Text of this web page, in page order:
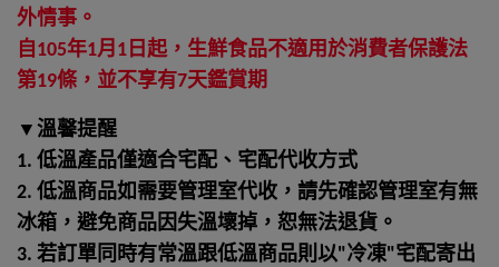
外情事。
自105年1月1日起，生鮮食品不適用於消費者保護法
第19條，並不享有7天鑑賞期
▼溫馨提醒
1. 低溫產品僅適合宅配、宅配代收方式
2. 低溫商品如需要管理室代收，請先確認管理室有無
冰箱，避免商品因失溫壞掉，恕無法退貨。
3. 若訂單同時有常溫跟低溫商品則以"冷凍"宅配寄出